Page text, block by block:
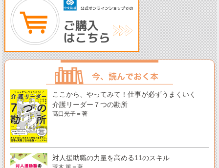
ここから、やってみて！仕事が必ずうまくいく
介護リーダー７つの勘所
髙口光子＝著
対人援助職の力量を高める11のスキル